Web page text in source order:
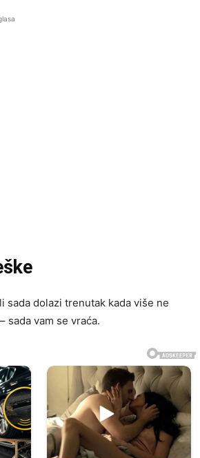
dolazi trenutak kada više ne
sada vam se vraća.